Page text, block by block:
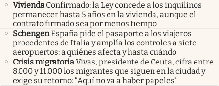
Vivienda Confirmado: la Ley concede a los inquilinos
permanecer hasta 5 años en la vivienda, aunque el
contrato firmado sea por menos tiempo
SchengenEspaña pide el pasaporte a los viajeros
procedentes de Italia y amplía los controles a siete
aeropuertos: a quiénes afecta y hasta cuándo
Crisis migratoriaVivas, presidente de Ceuta, cifra entre
8.000 y 11.000 los migrantes que siguen en la ciudad y
exige su retorno: “Aquí no va a haber papeles”